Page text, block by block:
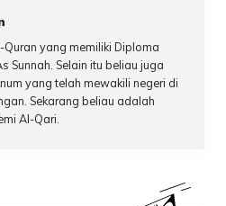
yang memiliki Diploma
Sunnah. Selain itu beliau juga
yang telah mewakili negeri di
Sekarang beliau adalah
Al-Qari.